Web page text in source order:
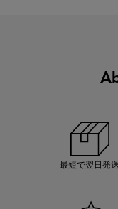
最短で翌日発送